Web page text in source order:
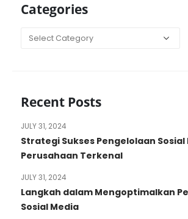
Categories
Categories
Recent Posts
Strategi Sukses Pengelolaan
Perusahaan Terkenal
JULY 31, 2024
Langkah dalam Mengoptimalkan
Sosial Media
JULY 31, 2024